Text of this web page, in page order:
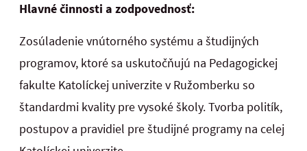
Hlavné činnosti a zodpovednosť:
Zosúladenie vnútorného systému a študijných
programov, ktoré sa uskutočňujú na Pedagogickej
fakulte Katolíckej univerzite v Ružomberku so
štandardmi kvality pre vysoké školy. Tvorba politík,
postupov a pravidiel pre študijné programy na celej